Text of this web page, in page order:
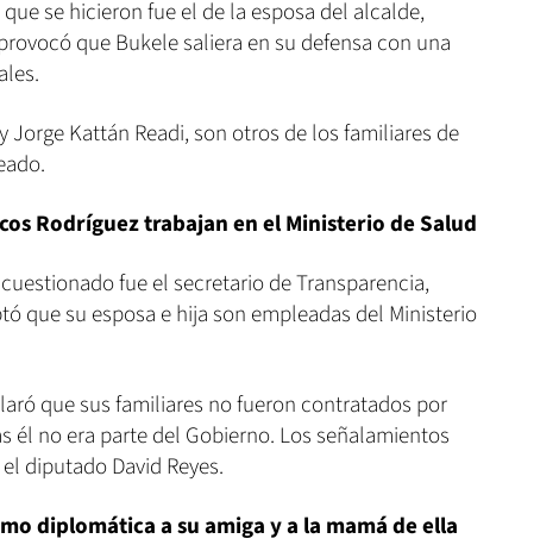
se hicieron fue el de la esposa del alcalde,
que Bukele saliera en su defensa con una
Jorge Kattán Readi, son otros de los familiares de
Rodríguez trabajan en el Ministerio de Salud
fue el secretario de Transparencia,
que su esposa e hija son empleadas del Ministerio
que sus familiares no fueron contratados por
él no era parte del Gobierno. Los señalamientos
diputado David Reyes.
diplomática a su amiga y a la mamá de ella